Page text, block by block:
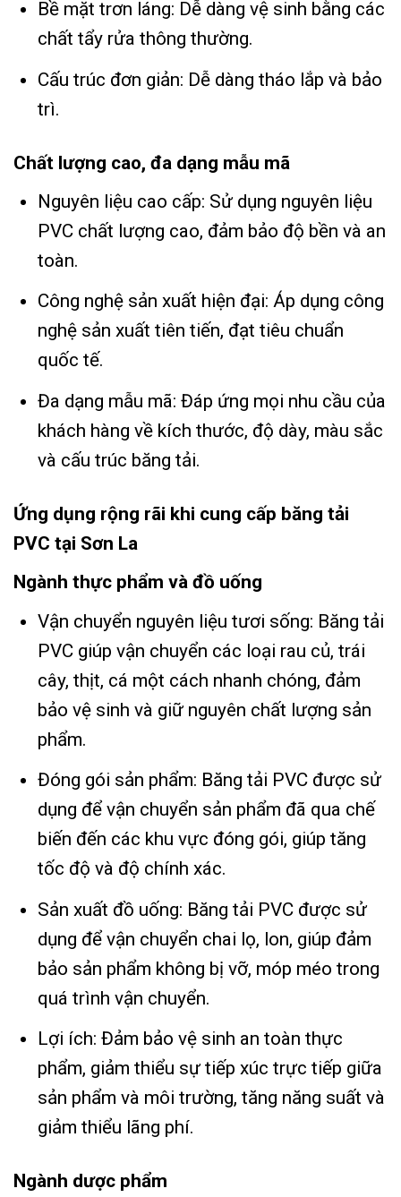
Bề mặt trơn láng: Dễ dàng vệ sinh bằng các
chất tẩy rửa thông thường.
Cấu trúc đơn giản: Dễ dàng tháo lắp và bảo
trì.
Chất lượng cao, đa dạng mẫu mã
Nguyên liệu cao cấp: Sử dụng nguyên liệu
PVC chất lượng cao, đảm bảo độ bền và an
toàn.
Công nghệ sản xuất hiện đại: Áp dụng công
nghệ sản xuất tiên tiến, đạt tiêu chuẩn
quốc tế.
Đa dạng mẫu mã: Đáp ứng mọi nhu cầu của
khách hàng về kích thước, độ dày, màu sắc
và cấu trúc băng tải.
Ứng dụng rộng rãi khi cung cấp băng tải
PVC tại Sơn La
Ngành thực phẩm và đồ uống
Vận chuyển nguyên liệu tươi sống: Băng tải
PVC giúp vận chuyển các loại rau củ, trái
cây, thịt, cá một cách nhanh chóng, đảm
bảo vệ sinh và giữ nguyên chất lượng sản
phẩm.
Đóng gói sản phẩm: Băng tải PVC được sử
dụng để vận chuyển sản phẩm đã qua chế
biến đến các khu vực đóng gói, giúp tăng
tốc độ và độ chính xác.
Sản xuất đồ uống: Băng tải PVC được sử
dụng để vận chuyển chai lọ, lon, giúp đảm
bảo sản phẩm không bị vỡ, móp méo trong
quá trình vận chuyển.
Lợi ích: Đảm bảo vệ sinh an toàn thực
phẩm, giảm thiểu sự tiếp xúc trực tiếp giữa
sản phẩm và môi trường, tăng năng suất và
giảm thiểu lãng phí.
Ngành dược phẩm